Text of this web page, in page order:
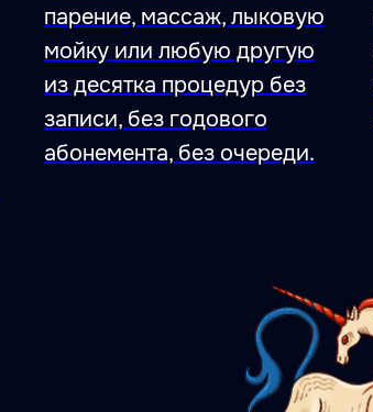
парение, массаж, лыковую
мойку или любую другую
из десятка процедур без
записи, без годового
абонемента, без очереди.